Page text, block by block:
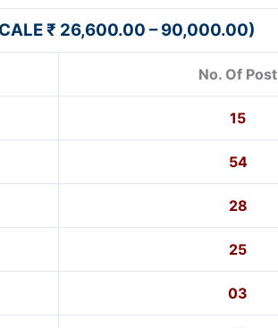
₹ 26,600.00 – 90,000.00)
No. Of Post
15
54
28
25
03